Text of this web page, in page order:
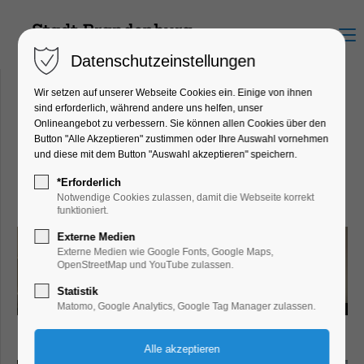
Menu
Bungalow Hetzer
Hauptstraße 56, 14778 Beetzsee
OT Brielow
Datenschutzeinstellungen
Wir setzen auf unserer Webseite Cookies ein. Einige von ihnen
sind erforderlich, während andere uns helfen, unser
Onlineangebot zu verbessern. Sie können allen Cookies über den
Button "Alle Akzeptieren" zustimmen oder Ihre Auswahl vornehmen
und diese mit dem Button "Auswahl akzeptieren" speichern.
*Erforderlich
Notwendige Cookies zulassen, damit die Webseite korrekt
funktioniert.
Externe Medien
Externe Medien wie Google Fonts, Google Maps,
OpenStreetMap und YouTube zulassen.
Statistik
Matomo, Google Analytics, Google Tag Manager zulassen.